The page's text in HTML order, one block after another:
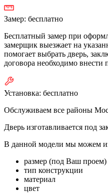
Замер: бесплатно
Бесплатный замер при
замерщик выезжает на
помогает выбрать дверь,
договора необходимо внести
Установка: бесплатно
Обслуживаем все районы
Дверь изготавливается под
В данной модели мы можем
размер (под Ваш проем)
тип конструкции
материал
цвет